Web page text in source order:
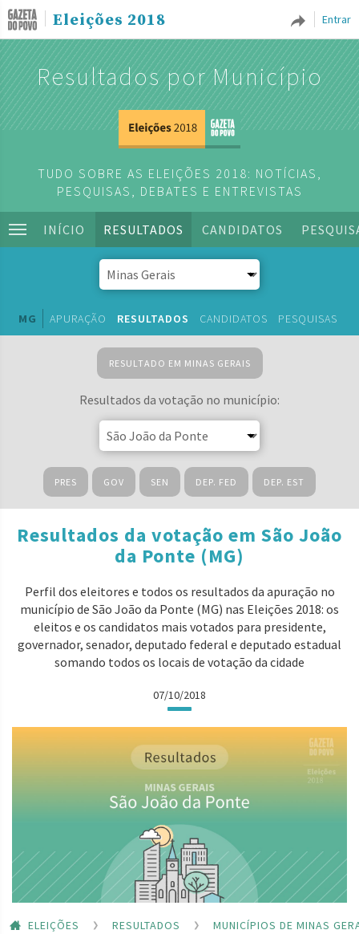
Entrar
Eleições 2018
Resultados por Município
TUDO SOBRE AS ELEIÇÕES 2018: NOTÍCIAS,
PESQUISAS, DEBATES E ENTREVISTAS
INÍCIO RESULTADOS CANDIDATOS
MG APURAÇÃO RESULTADOS CANDIDATOS PESQUISAS
RESULTADO EM MINAS GERAIS
Resultados da votação no município:
PRES GOV SEN DEP. FED DEP. EST
Resultados da votação em São João
da Ponte (MG)
Perfil dos eleitores e todos os resultados da apuração no
município de São João da Ponte (MG) nas Eleições 2018: os
eleitos e os candidatos mais votados para presidente,
governador, senador, deputado federal e deputado estadual
somando todos os locais de votação da cidade
07/10/2018
ELEIÇÕES RESULTADOS
MUNICÍPIOS DE MINAS